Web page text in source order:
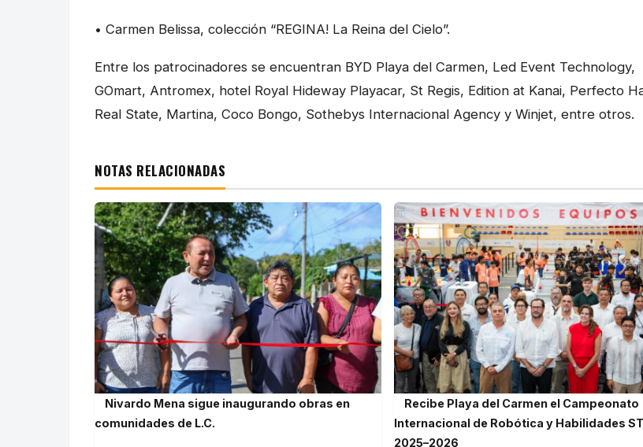
• Carmen Belissa, colección “REGINA! La Reina del Cielo”.
Entre los patrocinadores se encuentran BYD Playa del Carmen, Led Event Technology,
GOmart, Antromex, hotel Royal Hideway Playacar, St Regis, Edition at Kanai, Perfecto
Real State, Martina, Coco Bongo, Sothebys Internacional Agency y Winjet, entre otros.
NOTAS RELACIONADAS
Nivardo Mena sigue inaugurando obras en
comunidades de L.C.
Recibe Playa del Carmen el Campeonato
Internacional de Robótica y Habilidades
2025–2026